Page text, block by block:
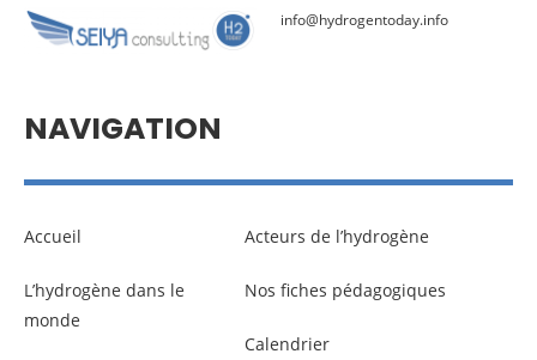
info@hydrogentoday.info
NAVIGATION
Accueil
L’hydrogène dans le
monde
Acteurs de l’hydrogène
Nos fiches pédagogiques
Calendrier